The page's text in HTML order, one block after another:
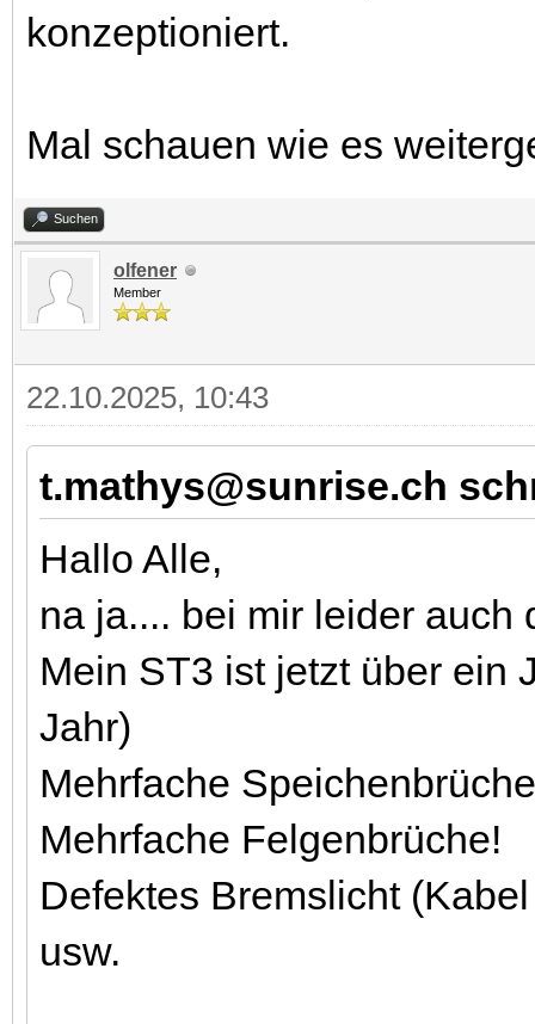
konzeptioniert.
Mal schauen wie es
Suchen
olfener
Member
22.10.2025, 10:43
t.mathys@sunrise.ch
Hallo Alle,
na ja.... bei mir leider auch
Mein ST3 ist jetzt über ein
Jahr)
Mehrfache
Mehrfache Felgenbrüche!
Defektes Bremslicht
usw.